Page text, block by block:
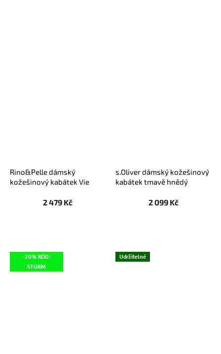
Rino&Pelle dámský
kožešinový kabátek Vie
2 479 Kč
s.Oliver dámský kožešinový
kabátek tmavě hnědý
2 099 Kč
-20% KÓD:
STORM
Udržitelné